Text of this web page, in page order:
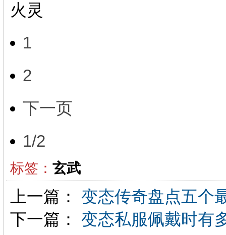
火灵
1
2
下一页
1/2
标签： 玄武
上一篇： 变态传奇盘点五个
下一篇： 变态私服佩戴时有